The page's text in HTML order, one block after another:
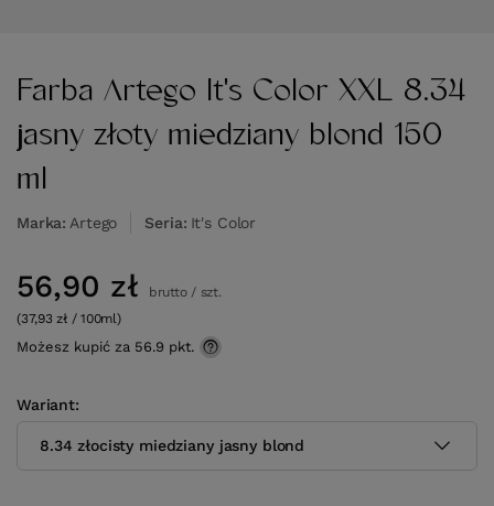
Farba Artego It's Color XXL 8.34
jasny złoty miedziany blond 150
ml
Marka Artego Seria It's Color
Wariant
8.34 złocisty miedziany jasny blond
56,90 zł brutto/ szt.
(37,93 zł / 100ml)
Możesz kupić za 56.9 pkt.